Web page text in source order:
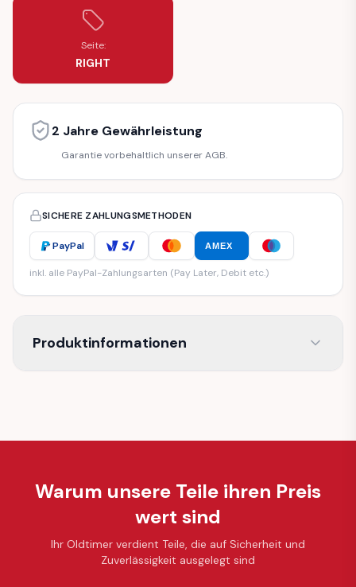
Seite:
RIGHT
2 Jahre Gewährleistung
Garantie vorbehaltlich unserer AGB.
SICHERE ZAHLUNGSMETHODEN
PayPal AMEX
inkl. alle PayPal-Zahlungsarten (Pay Later, Debit etc.)
Produktinformationen
Warum unsere Teile ihren Preis
wert sind
Ihr Oldtimer verdient Teile, die auf Sicherheit und
Zuverlässigkeit ausgelegt sind